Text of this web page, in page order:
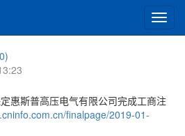
切
换
惠斯普高压电气有限公司完成工商注
finalpage/2019-01-